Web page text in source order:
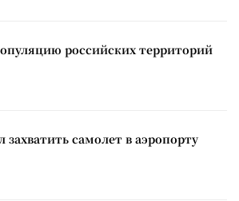
российских территорий
самолет в аэропорту